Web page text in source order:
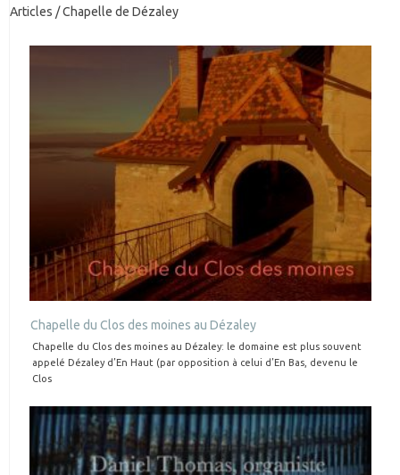
Articles / Chapelle de Dézaley
Chapelle du Clos des moines au Dézaley
Chapelle du Clos des moines au Dézaley: le domaine est plus souvent
appelé Dézaley d’En Haut (par opposition à celui d’En Bas, devenu le
Clos